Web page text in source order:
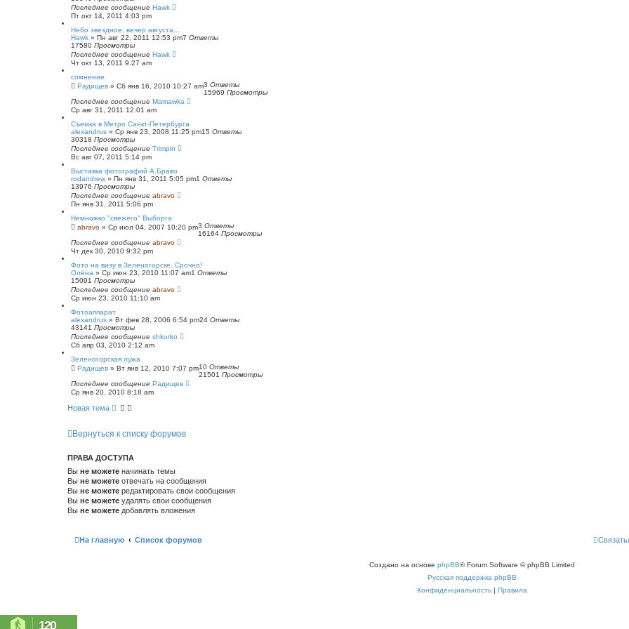
Последнее сообщение Hawk
Пт окт 14, 2011 4:03 pm
Небо звездное, вечер августа...
Hawk » Пн авг 22, 2011 12:53 pm7 Ответы
17580 Просмотры
Последнее сообщение Hawk
Чт окт 13, 2011 9:27 am
сомнение
Радищев » Сб янв 16, 2010 10:27 am3 Ответы
15969 Просмотры
Последнее сообщение Mamawka
Ср авг 31, 2011 12:01 am
Съемка в Метро Санкт-Петербурга
alexandrus » Ср янв 23, 2008 11:25 pm15 Ответы
30318 Просмотры
Последнее сообщение Trimpin
Вс авг 07, 2011 5:14 pm
Выставка фотографий А.Браво
rodandrew » Пн янв 31, 2011 5:05 pm1 Ответы
13976 Просмотры
Последнее сообщение abravo
Пн янв 31, 2011 5:06 pm
Немножко "свежего" Выборга
abravo » Ср июл 04, 2007 10:20 pm3 Ответы
16164 Просмотры
Последнее сообщение abravo
Чт дек 30, 2010 9:32 pm
Фото на визу в Зеленогорске. Срочно!
Олёна » Ср июн 23, 2010 11:07 am1 Ответы
15091 Просмотры
Последнее сообщение abravo
Ср июн 23, 2010 11:10 am
Фотоаппарат
alexandrus » Вт фев 28, 2006 6:54 pm24 Ответы
43141 Просмотры
Последнее сообщение shkurko
Сб апр 03, 2010 2:12 am
Зеленогорская лужа
Радищев » Вт янв 12, 2010 7:07 pm10 Ответы
21501 Просмотры
Последнее сообщение Радищев
Ср янв 20, 2010 8:18 am
Новая тема
Вернуться к списку форумов
ПРАВА ДОСТУПА
Вы не можете начинать темы
Вы не можете отвечать на сообщения
Вы не можете редактировать свои сообщения
Вы не можете удалять свои сообщения
Вы не можете добавлять вложения
На главную Список форумов
Создано на основе phpBB® Forum Software © phpBB Limited
Русская поддержка phpBB
Конфиденциальность | Правила
120